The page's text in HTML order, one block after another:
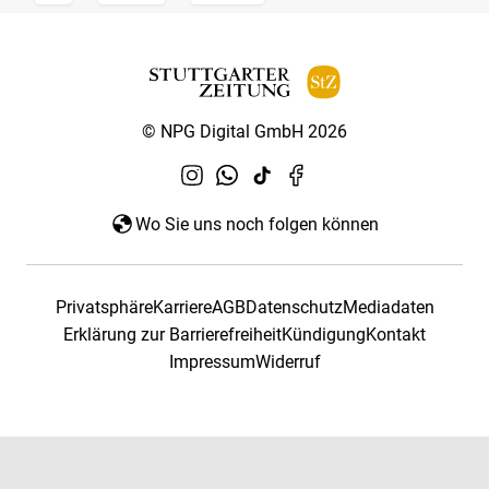
© NPG Digital GmbH 2026
Wo Sie uns noch folgen können
PrivatsphäreKarriereAGBDatenschutzMediadaten
Erklärung zur BarrierefreiheitKündigungKontakt
ImpressumWiderruf